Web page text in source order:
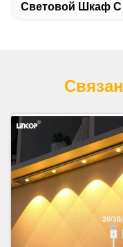
Световой Шкаф С